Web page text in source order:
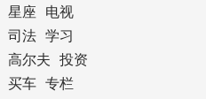
星座
电视
司法
学习
高尔夫
投资
买车
专栏